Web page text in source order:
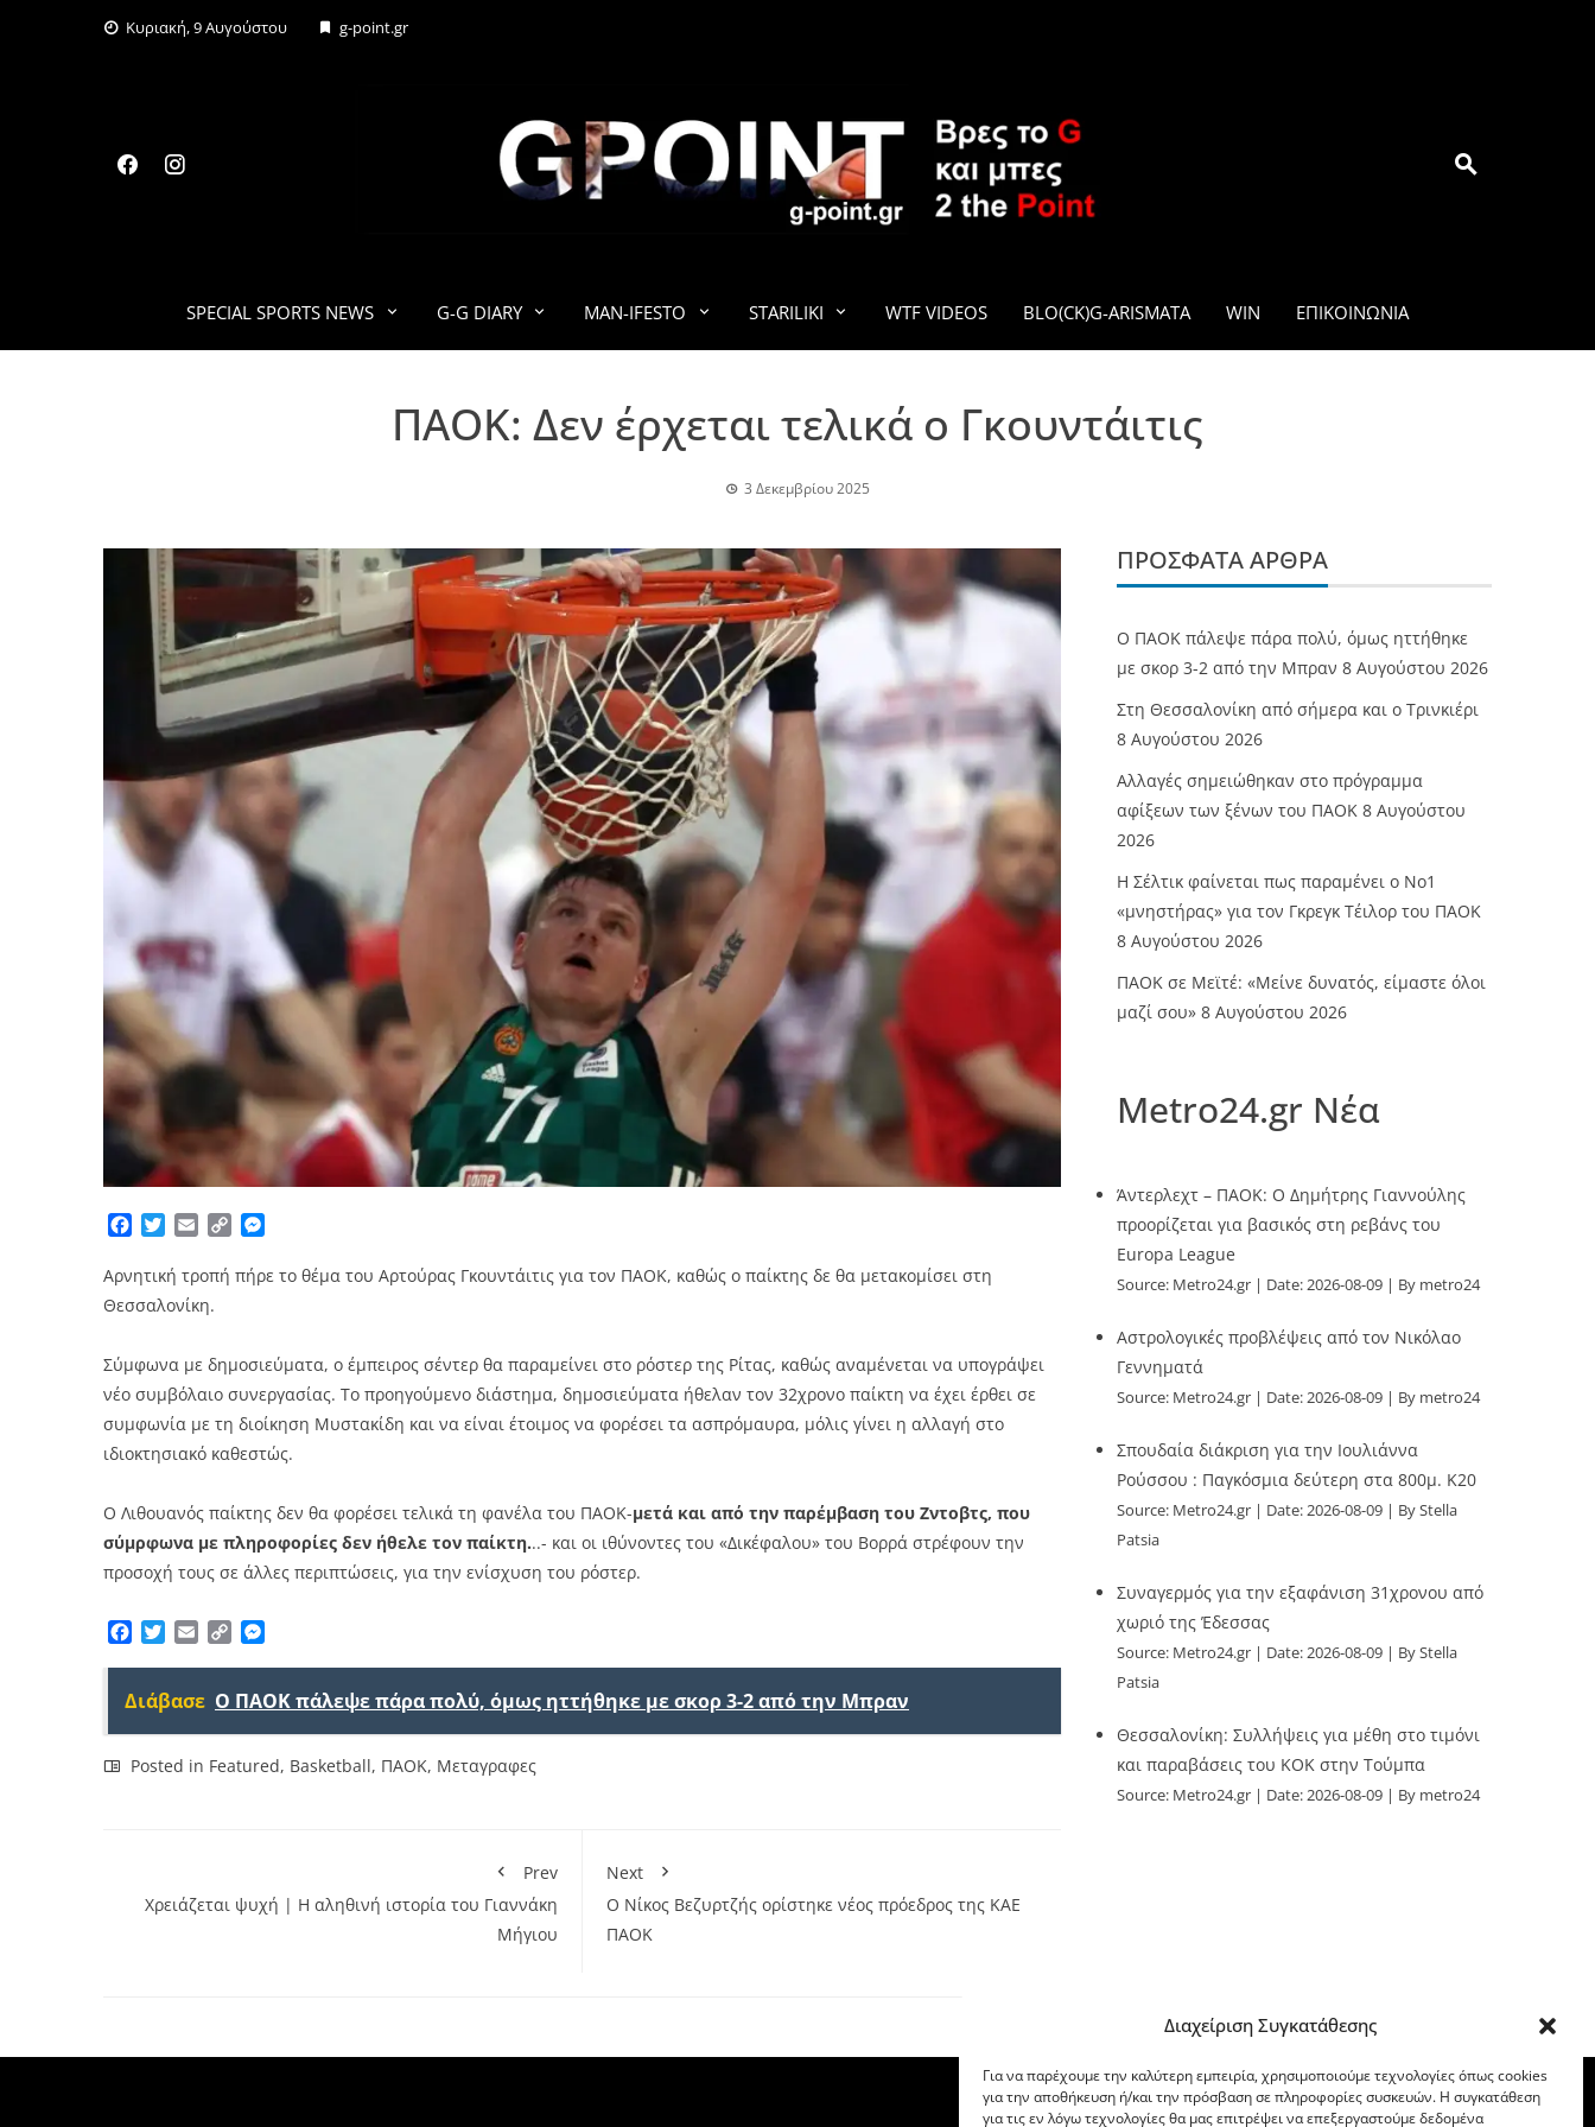
Διαχείριση Συγκατάθεσης
Για να παρέχουμε την καλύτερη εμπειρία, χρησιμοποιούμε τεχνολογίες όπως cookies
για την αποθήκευση ή/και την πρόσβαση σε πληροφορίες συσκευών. Η συγκατάθεση
για τις εν λόγω τεχνολογίες θα μας επιτρέψει να επεξεργαστούμε δεδομένα
Κυριακή, 9 Αυγούστου g-point.gr
G-POINT.GR
SPECIAL SPORTS NEWS G-G DIARY MAN-IFESTO STARILIKI WTF VIDEOS BLO(CK)G-ARISMATA WIN ΕΠΙΚΟΙΝΩΝΊΑ
ΠΑΟΚ: Δεν έρχεται τελικά ο Γκουντάιτις
3 Δεκεμβρίου 2025
Facebook
TwitterEmailCopy
Αρνητική τροπή πήρε το θέμα του Αρτούρας Γκουντάιτις για τον ΠΑΟΚ, καθώς ο παίκτης δε θα μετακομίσει στη
Θεσσαλονίκη.
Σύμφωνα με δημοσιεύματα, ο έμπειρος σέντερ θα παραμείνει στο ρόστερ της Ρίτας, καθώς αναμένεται να υπογράψει
νέο συμβόλαιο συνεργασίας. Το προηγούμενο διάστημα, δημοσιεύματα ήθελαν τον 32χρονο παίκτη να έχει έρθει σε
συμφωνία με τη διοίκηση Μυστακίδη και να είναι έτοιμος να φορέσει τα ασπρόμαυρα, μόλις γίνει η αλλαγή στο
ιδιοκτησιακό καθεστώς.
Ο Λιθουανός παίκτης δεν θα φορέσει τελικά τη φανέλα του ΠΑΟΚ-μετά και από την παρέμβαση του Ζντοβτς, που
σύμρφωνα με πληροφορίες δεν ήθελε τον παίκτη...- και οι ιθύνοντες του «Δικέφαλου» του Βορρά στρέφουν την
προσοχή τους σε άλλες περιπτώσεις, για την ενίσχυση του ρόστερ.
Facebook
TwitterEmailCopy
Διάβασε Ο ΠΑΟΚ πάλεψε πάρα πολύ, όμως ηττήθηκε με σκορ 3-2 από την Μπραν
Posted in Featured, Basketball, ΠΑΟΚ, Μεταγραφες
Prev
Χρειάζεται ψυχή | Η αληθινή ιστορία του Γιαννάκη
Μήγιου
Next
O Νίκος Βεζυρτζής ορίστηκε νέος πρόεδρος της ΚΑΕ
ΠΑΟΚ
ΠΡΌΣΦΑΤΑ ΆΡΘΡΑ
Ο ΠΑΟΚ πάλεψε πάρα πολύ, όμως ηττήθηκε
με σκορ 3-2 από την Μπραν 8 Αυγούστου 2026
Στη Θεσσαλονίκη από σήμερα και ο Τρινκιέρι
8 Αυγούστου 2026
Αλλαγές σημειώθηκαν στο πρόγραμμα
αφίξεων των ξένων του ΠΑΟΚ 8 Αυγούστου
2026
Η Σέλτικ φαίνεται πως παραμένει ο Νο1
«μνηστήρας» για τον Γκρεγκ Τέιλορ του ΠΑΟΚ
8 Αυγούστου 2026
ΠΑΟΚ σε Μεϊτέ: «Μείνε δυνατός, είμαστε όλοι
μαζί σου» 8 Αυγούστου 2026
Metro24.gr Νέα
Άντερλεχτ – ΠΑΟΚ: Ο Δημήτρης Γιαννούλης
προορίζεται για βασικός στη ρεβάνς του
Europa League
Source: Metro24.gr Date: 2026-08-09 By metro24
Αστρολογικές προβλέψεις από τον Νικόλαο
Γεννηματά
Source: Metro24.gr Date: 2026-08-09 By metro24
Σπουδαία διάκριση για την Ιουλιάννα
Ρούσσου : Παγκόσμια δεύτερη στα 800μ. Κ20
Source: Metro24.gr Date: 2026-08-09
By Stella
Patsia
Συναγερμός για την εξαφάνιση 31χρονου από
χωριό της Έδεσσας
Source: Metro24.gr Date: 2026-08-09
By Stella
Patsia
Θεσσαλονίκη: Συλλήψεις για μέθη στο τιμόνι
και παραβάσεις του ΚΟΚ στην Τούμπα
Source: Metro24.gr Date: 2026-08-09 By metro24